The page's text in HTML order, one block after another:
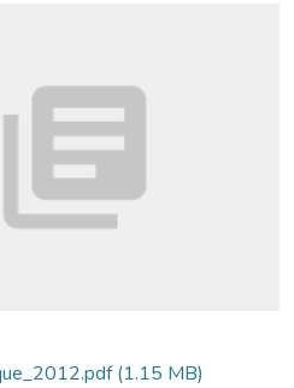
(1.15 MB)